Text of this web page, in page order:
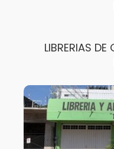
LIBRERIAS